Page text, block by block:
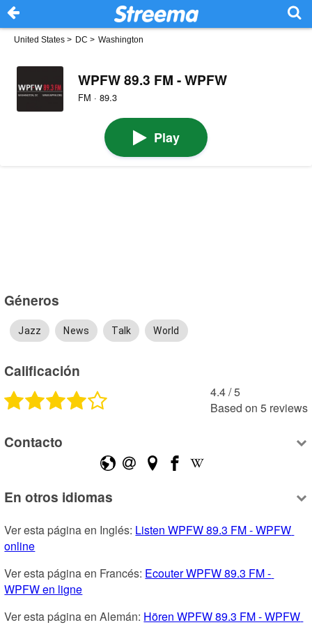
United States > DC > Washington
WPFW 89.3 FM - WPFW
FM · 89.3
Play
Géneros
Jazz News Talk World
Calificación
4.4 /5
Based on 5 reviews
Contacto
En otros idiomas
Ver esta página en Inglés: Listen WPFW 89.3 FM - WPFW
online
Ver esta página en Francés: Ecouter WPFW 89.3 FM -
WPFW en ligne
Ver esta página en Alemán: Hören WPFW 89.3 FM - WPFW